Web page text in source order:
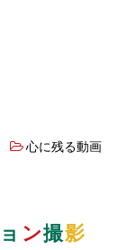
心に残る動画
ョ ン撮影